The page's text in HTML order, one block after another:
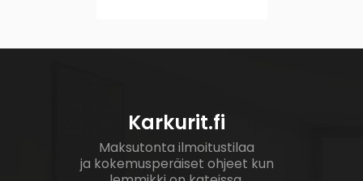
Karkurit.fi
Maksutonta ilmoitustilaa
ja kokemusperäiset ohjeet kun